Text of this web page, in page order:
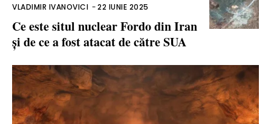
VLADIMIR IVANOVICI -22 IUNIE 2025
Ce este situl nuclear Fordo din Iran
și de ce a fost atacat de către SUA